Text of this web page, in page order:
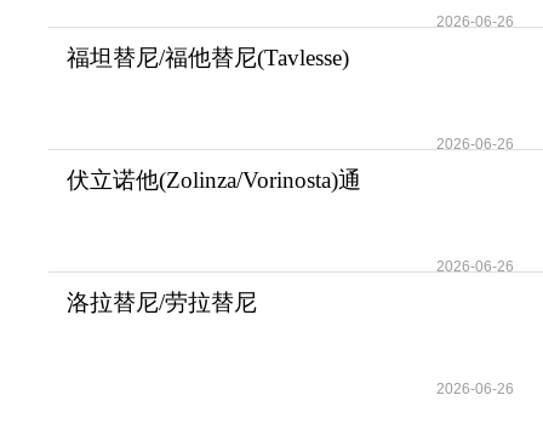
2026-06-26
福坦替尼/福他替尼(Tavlesse)
2026-06-26
伏立诺他(Zolinza/Vorinosta)通
2026-06-26
洛拉替尼/劳拉替尼
2026-06-26